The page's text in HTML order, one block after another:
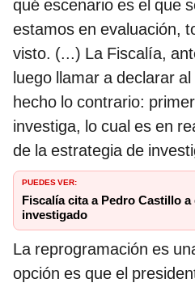
qué escenario es el que
estamos en evaluación,
visto. (...) La Fiscalía,
luego llamar a declarar
hecho lo contrario:
investiga, lo cual es en
de la estrategia de
PUEDES VER:
Fiscalía cita a Pedro Castillo
investigado
La reprogramación es
opción es que el